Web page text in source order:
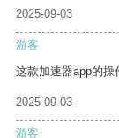
2025-09-03
游客
这款加速器app的操
2025-09-03
游客